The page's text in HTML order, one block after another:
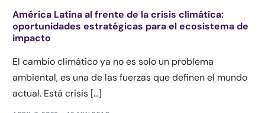
América Latina al frente de la crisis climática:
oportunidades estratégicas para el ecosistema de
impacto
El cambio climático ya no es solo un problema
ambiental, es una de las fuerzas que definen el mundo
actual. Está crisis […]